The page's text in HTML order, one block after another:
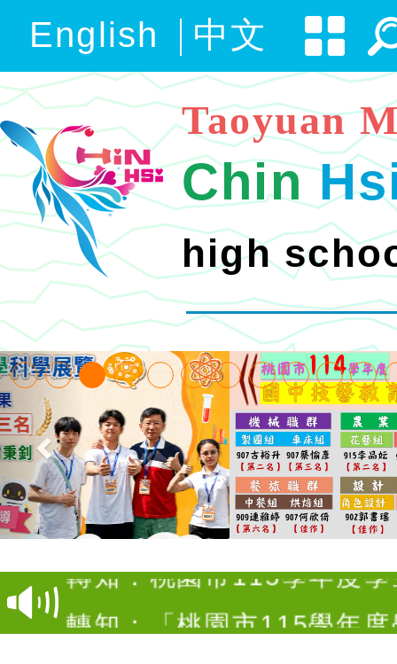
English 中文
Taoyuan
Chin
high
【甄選結果(第4招)】公告
度第1學期第9次代理教師
【甄選結果(第12招)】公
師生本土語及新住民語歌
轉知：「桃園市115學年